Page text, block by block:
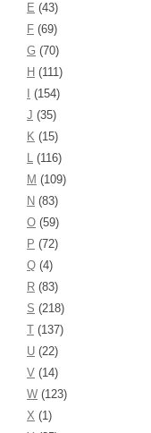
E (43)
F (69)
G (70)
H (111)
(154)
J (35)
K (15)
L (116)
M (109)
N (83)
O (59)
P (72)
Q (4)
R (83)
S (218)
T (137)
U (22)
V (14)
W (123)
X (1)